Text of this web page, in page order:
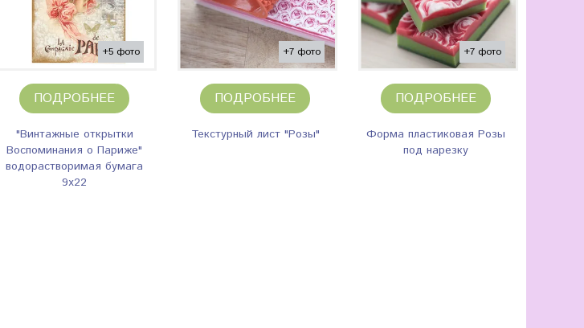
+5 фото
ПОДРОБНЕЕ
"Винтажные открытки
Воспоминания о Париже"
водорастворимая бумага
9х22
+7 фото
ПОДРОБНЕЕ
Текстурный лист "Розы"
+7 фото
ПОДРОБНЕЕ
Форма пластиковая Розы
под нарезку